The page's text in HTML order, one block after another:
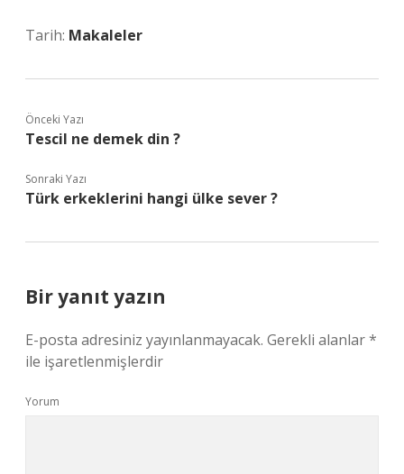
Tarih: Makaleler
Önceki Yazı
Tescil ne demek din ?
Sonraki Yazı
Türk erkeklerini hangi ülke sever ?
Bir yanıt yazın
E-posta adresiniz yayınlanmayacak. Gerekli alanlar*
ile işaretlenmişlerdir
Yorum